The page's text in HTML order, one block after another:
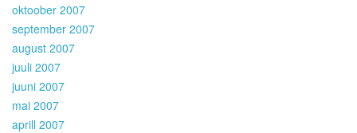
oktoober 2007
september 2007
august 2007
juuli 2007
juuni 2007
mai 2007
aprill 2007